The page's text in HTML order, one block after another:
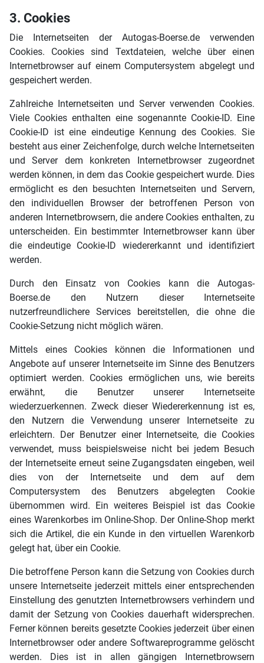
3. Cookies
Die Internetseiten der Autogas-Boerse.de verwenden
Cookies. Cookies sind Textdateien, welche über einen
Internetbrowser auf einem Computersystem abgelegt und
gespeichert werden.
Zahlreiche Internetseiten und Server verwenden Cookies.
Viele Cookies enthalten eine sogenannte Cookie-ID. Eine
Cookie-ID ist eine eindeutige Kennung des Cookies. Sie
besteht aus einer Zeichenfolge, durch welche Internetseiten
und Server dem konkreten Internetbrowser zugeordnet
werden können, in dem das Cookie gespeichert wurde. Dies
ermöglicht es den besuchten Internetseiten und Servern,
den individuellen Browser der betroffenen Person von
anderen Internetbrowsern, die andere Cookies enthalten, zu
unterscheiden. Ein bestimmter Internetbrowser kann über
die eindeutige Cookie-ID wiedererkannt und identifiziert
werden.
Durch den Einsatz von Cookies kann die Autogas-
Boerse.de den Nutzern dieser Internetseite
nutzerfreundlichere Services bereitstellen, die ohne die
Cookie-Setzung nicht möglich wären.
Mittels eines Cookies können die Informationen und
Angebote auf unserer Internetseite im Sinne des Benutzers
optimiert werden. Cookies ermöglichen uns, wie bereits
erwähnt, die Benutzer unserer Internetseite
wiederzuerkennen. Zweck dieser Wiedererkennung ist es,
den Nutzern die Verwendung unserer Internetseite zu
erleichtern. Der Benutzer einer Internetseite, die Cookies
verwendet, muss beispielsweise nicht bei jedem Besuch
der Internetseite erneut seine Zugangsdaten eingeben, weil
dies von der Internetseite und dem auf dem
Computersystem des Benutzers abgelegten Cookie
übernommen wird. Ein weiteres Beispiel ist das Cookie
eines Warenkorbes im Online-Shop. Der Online-Shop merkt
sich die Artikel, die ein Kunde in den virtuellen Warenkorb
gelegt hat, über ein Cookie.
Die betroffene Person kann die Setzung von Cookies durch
unsere Internetseite jederzeit mittels einer entsprechenden
Einstellung des genutzten Internetbrowsers verhindern und
damit der Setzung von Cookies dauerhaft widersprechen.
Ferner können bereits gesetzte Cookies jederzeit über einen
Internetbrowser oder andere Softwareprogramme gelöscht
werden. Dies ist in allen gängigen Internetbrowsern